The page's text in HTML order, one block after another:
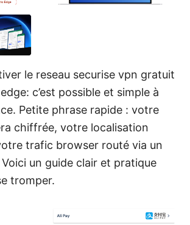
le reseau securise vpn gratuit
c’est possible et simple à
Petite phrase rapide : votre
chiffrée, votre localisation
trafic browser routé via un
un guide clair et pratique
tromper.